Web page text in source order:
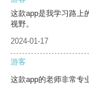
这款app是我学习路上
视野。
2024-01-17
游客
这款app的老师非常专